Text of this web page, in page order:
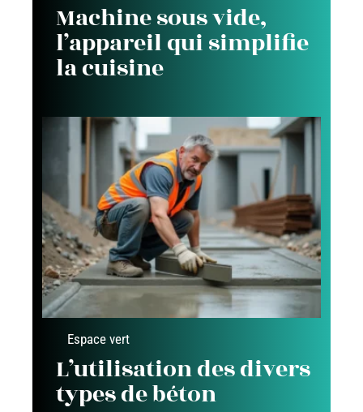
Machine sous vide,
l’appareil qui simplifie
la cuisine
Espace vert
L’utilisation des divers
types de béton